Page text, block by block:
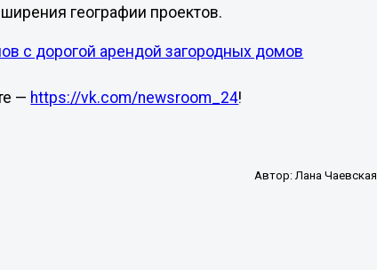
географии проектов.
с дорогой арендой загородных домов
— https://vk.com/newsroom_24!
Автор: Лана Чаевская